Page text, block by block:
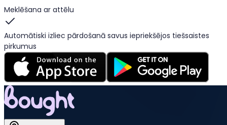
Meklēšana ar attēlu
Automātiski izliec pārdošanā savus iepriekšējos tiešsaistes
pirkumus